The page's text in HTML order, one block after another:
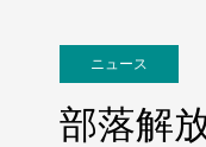
ニュース
部落解